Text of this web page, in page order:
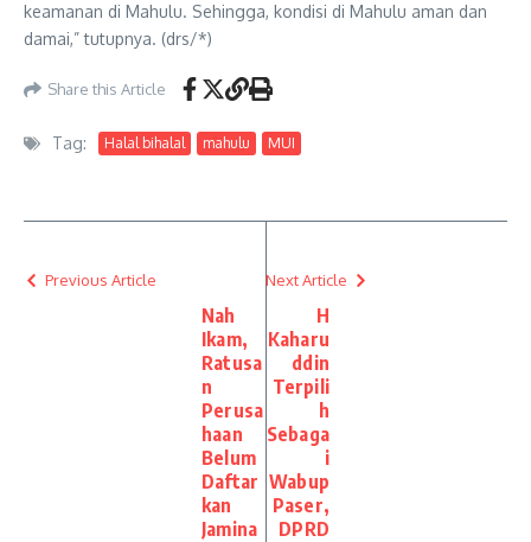
keamanan di Mahulu. Sehingga, kondisi di Mahulu aman dan
damai,” tutupnya. (drs/*)
Share this Article
Tag: Halal bihalal mahulu MUI
Previous Article
Nah
Ikam,
Ratusa
n
Perusa
haan
Belum
Daftar
kan
Jamina
Next Article
H
Kaharu
ddin
Terpili
h
Sebaga
i
Wabup
Paser,
DPRD